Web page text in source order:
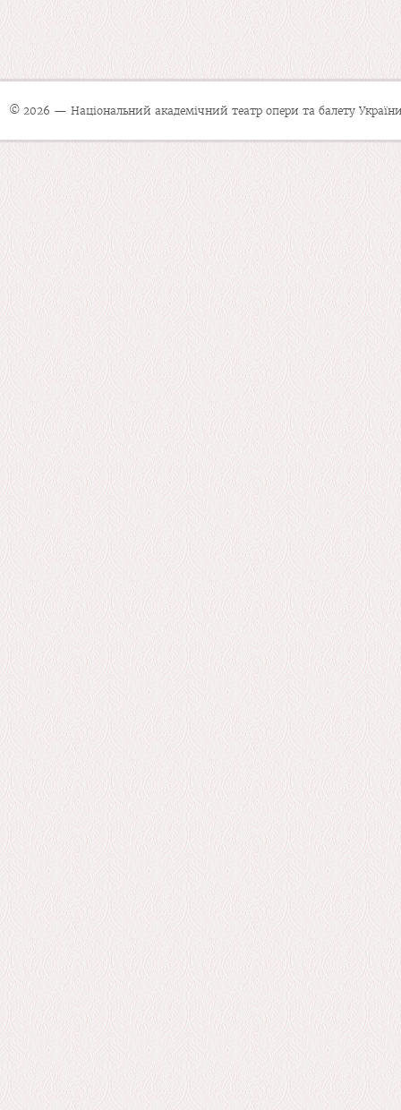
© 2026 — Національний академічний театр опери та балету